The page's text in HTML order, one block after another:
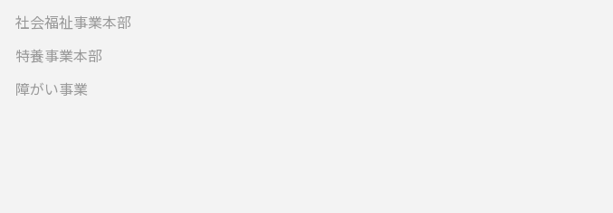
社会福祉事業本部
特養事業本部
障がい事業